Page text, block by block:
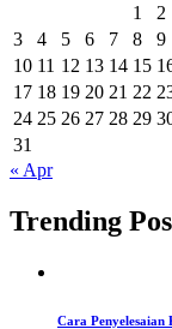
1
2
3
4 5 6 7 8
9
10 11 12 13 14 15
17 18 19 20 21 22
24 25 26 27 28 29
31
« Apr
Trending
Cara Penyelesaian